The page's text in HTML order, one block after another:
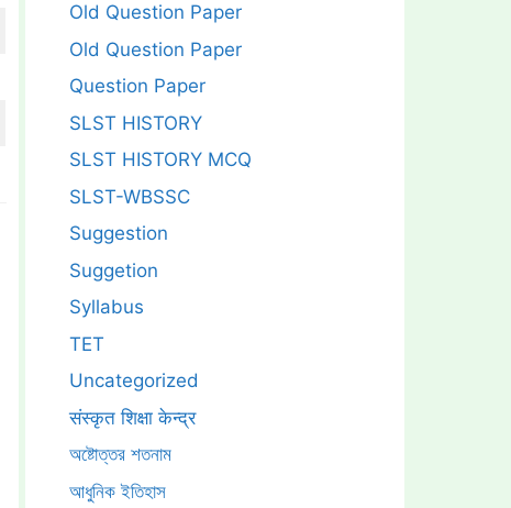
Old Question Paper
Old Question Paper
Question Paper
SLST HISTORY
SLST HISTORY MCQ
SLST-WBSSC
Suggestion
Suggetion
Syllabus
TET
Uncategorized
संस्कृत शिक्षा केन्द्र
অষ্টোত্তর শতনাম
আধুনিক ইতিহাস